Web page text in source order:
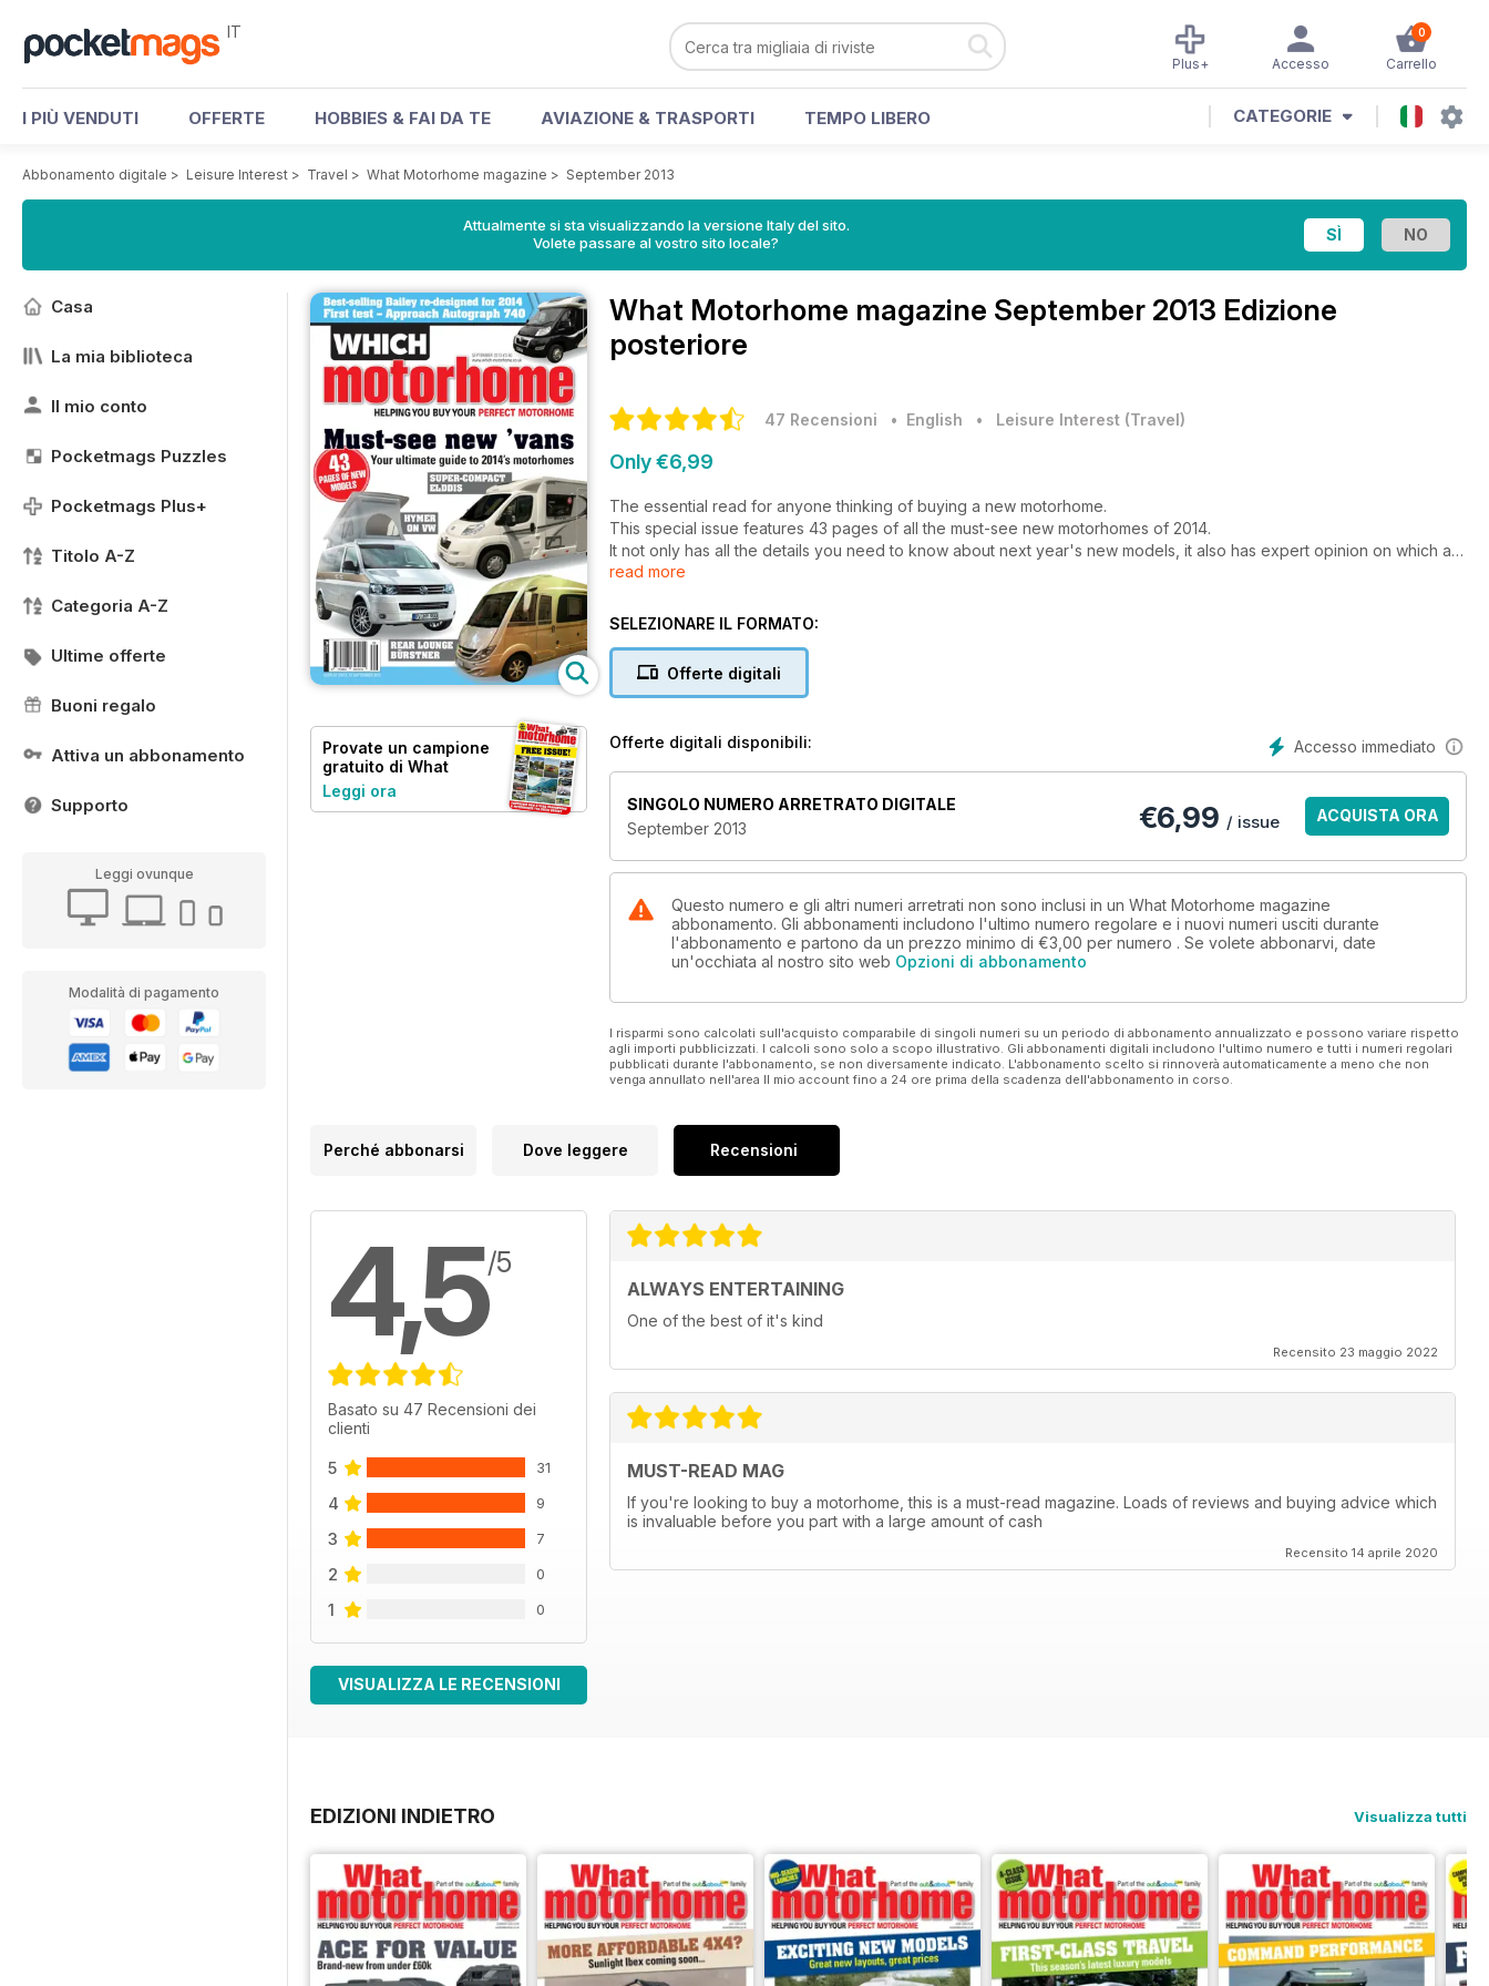
IT 0
Carrello
Accesso
Plus+
I PIÙ VENDUTI OFFERTE HOBBIES & FAI DA TE AVIAZIONE & TRASPORTI TEMPO LIBERO CATEGORIE
Abbonamento digitale > Leisure Interest > Travel > What Motorhome magazine > September 2013
Attualmente si sta visualizzando la versione Italy del sito.
Volete passare al vostro sito locale?
Casa
La mia biblioteca
Il mio conto
Pocketmags Puzzles
Pocketmags Plus+
Titolo A-Z
Categoria A-Z
Ultime offerte
Buoni regalo
Attiva un abbonamento
Supporto
Leggi ovunque
Modalità di pagamento
Provate un campione
gratuito di What
Motorhome magazine
Leggi ora
What Motorhome magazine September 2013 Edizione
posteriore
47 Recensioni • English • Leisure Interest (Travel)
Only €6,99
The essential read for anyone thinking of buying a new motorhome.
This special issue features 43 pages of all the must-see new motorhomes of 2014.
It not only has all the details you need to know about next year's new models, it also has expert opinion on which are
the highlights from every UK and European manufacturer.
lounge A-class from Burstner.
all-new six-metre compact motorhome from Rapido.
Everything you need to know about all the new motorhomes coming for the 2014 season.
read more
SELEZIONARE IL FORMATO:
Offerte digitali
Accesso immediato
Offerte digitali disponibili:
SINGOLO NUMERO ARRETRATO DIGITALE
September 2013
€6,99 / issue ACQUISTA ORA
Questo numero e gli altri numeri arretrati non sono inclusi in un What Motorhome magazine
abbonamento. Gli abbonamenti includono l'ultimo numero regolare e i nuovi numeri usciti durante
l'abbonamento e partono da un prezzo minimo di €3,00 per numero . Se volete abbonarvi, date
un'occhiata al nostro sito web Opzioni di abbonamento
I risparmi sono calcolati sull'acquisto comparabile di singoli numeri su un periodo di abbonamento annualizzato e possono variare rispetto
agli importi pubblicizzati. I calcoli sono solo a scopo illustrativo. Gli abbonamenti digitali includono l'ultimo numero e tutti i numeri regolari
pubblicati durante l'abbonamento, se non diversamente indicato. L'abbonamento scelto si rinnoverà automaticamente a meno che non
venga annullato nell'area Il mio account fino a 24 ore prima della scadenza dell'abbonamento in corso.
Perché abbonarsi Dove leggere Recensioni
4,5/5
Basato su 47 Recensioni dei
clienti
5 31
4 9
3 7
2 0
1 0
VISUALIZZA LE RECENSIONI
ALWAYS ENTERTAINING
One of the best of it's kind
Recensito 23 maggio 2022
MUST-READ MAG
If you're looking to buy a motorhome, this is a must-read magazine. Loads of reviews and buying advice which
is invaluable before you part with a large amount of cash
Recensito 14 aprile 2020
EDIZIONI INDIETRO Visualizza tutti